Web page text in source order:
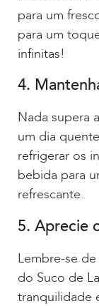
para um
para um
infinitas!
4.
Nada supera
um dia
refrigerar os
bebida para
refrescante.
5. Aprecie
Lembre-se
do Suco de
tranquilidade